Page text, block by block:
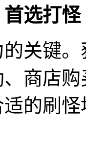
选打怪
关键
商店
的刷